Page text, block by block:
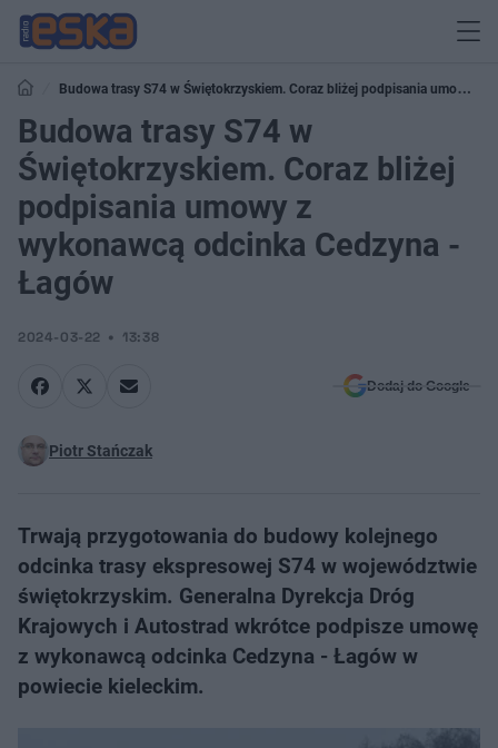
Budowa trasy S74 w Świętokrzyskiem. Coraz bliżej podpisania umowy z
wykonawcą odcinka Cedzyna - Łagów
Budowa trasy S74 w
Świętokrzyskiem. Coraz bliżej
podpisania umowy z
wykonawcą odcinka Cedzyna -
Łagów
2024-03-22 13:38
Dodaj do Google
Piotr Stańczak
Trwają przygotowania do budowy kolejnego
odcinka trasy ekspresowej S74 w województwie
świętokrzyskim. Generalna Dyrekcja Dróg
Krajowych i Autostrad wkrótce podpisze umowę
z wykonawcą odcinka Cedzyna - Łagów w
powiecie kieleckim.